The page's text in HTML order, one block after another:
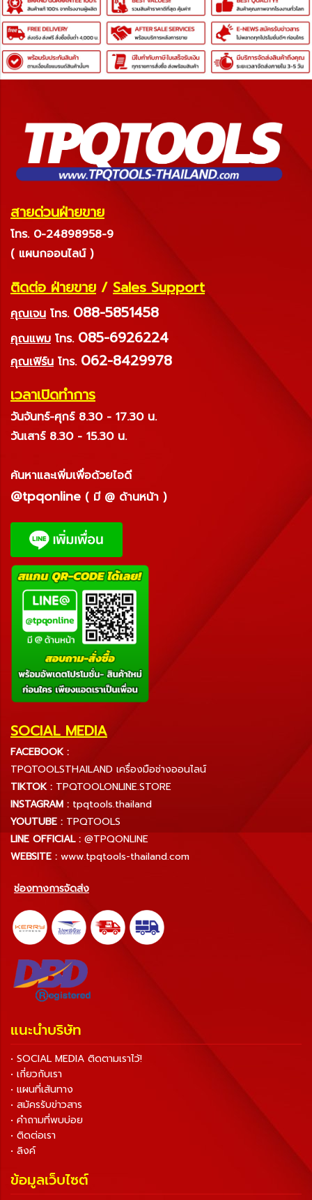
สายด่วนฝ่ายขาย
โทร. 0-24898958-9
( แผนกออนไลน์ )
ติดต่อ ฝ่ายขาย / Sales Support
คุณเจน โทร. 088-5851458
คุณแพม โทร. 085-6926224
คุณเฟิร์น โทร. 062-8429978
เวลาเปิดทำการ
วันจันทร์-ศุกร์ 8.30 - 17.30 น.
วันเสาร์ 8.30 - 15.30 น.
ค้นหาและเพิ่มเพื่อด้วยไอดี
@tpqonline ( มี @ ด้านหน้า )
SOCIAL MEDIA
FACEBOOK :
TPQTOOLSTHAILAND เครื่องมือช่างออนไลน์
TIKTOK : TPQTOOLONLINE.STORE
INSTAGRAM : tpqtools.thailand
YOUTUBE : TPQTOOLS
LINE OFFICIAL : @TPQONLINE
WEBSITE : www.tpqtools-thailand.com
ช่องทางการจัดส่ง
แนะนำบริษัท
• SOCIAL MEDIA ติดตามเราไว้!
• เกี่ยวกับเรา
• แผนที่เส้นทาง
• สมัครรับข่าวสาร
• คำถามที่พบบ่อย
• ติดต่อเรา
• ลิงค์
ข้อมูลเว็บไซต์